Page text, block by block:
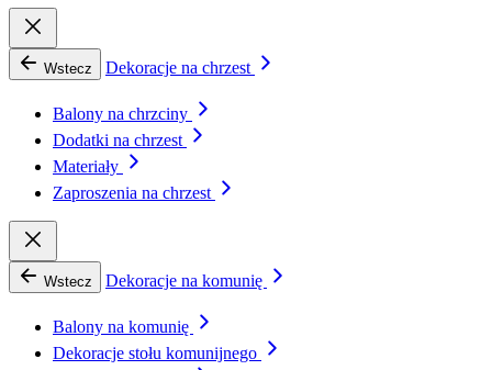
Wstecz Dekoracje na chrzest
Balony na chrzciny
Dodatki na chrzest
Materiały
Zaproszenia na chrzest
Wstecz Dekoracje na komunię
Balony na komunię
Dekoracje stołu komunijnego